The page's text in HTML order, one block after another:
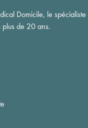
Domicile, le
plus de 20 ans.